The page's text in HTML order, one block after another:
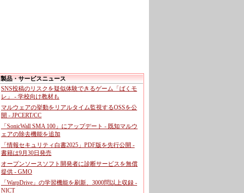
製品・サービスニュース
SNS投稿のリスクを疑似体験できるゲーム「ばくモ
レ」 - 学校向け教材も
マルウェアの挙動をリアルタイム監視するOSSを公
開 - JPCERT/CC
「SonicWall SMA 100」にアップデート - 既知マルウ
ェアの除去機能を追加
「情報セキュリティ白書2025」PDF版を先行公開 -
書籍は9月30日発売
オープンソースソフト開発者に診断サービスを無償
提供 - GMO
「WarpDrive」の学習機能を刷新、3000問以上収録 -
NICT